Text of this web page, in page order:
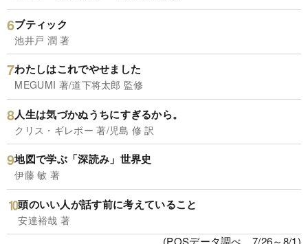
ブティック
池井戸 潤 著
わたしはこれでやせました
MEGUMI 著/道下将太郎 監修
人生は気づかぬうちにすぎるから。
クリス・ギレボー 著/児島 修 訳
地図で学ぶ「深読み」世界史
伊藤 敏 著
頭のいい人が話す前に考えていること
安達裕哉 著